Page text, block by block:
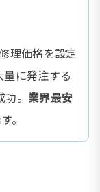
理価格を設定
量に発注する
。 業界最安
。